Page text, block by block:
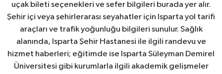
uçak bileti seçenekleri ve sefer bilgileri burada yer alır.
Şehir içi veya şehirlerarası seyahatler için Isparta yol tarifi
araçları ve trafik yoğunluğu bilgileri sunulur. Sağlık
alanında, Isparta Şehir Hastanesi ile ilgili randevu ve
hizmet haberleri; eğitimde ise Isparta Süleyman Demirel
Üniversitesi gibi kurumlarla ilgili akademik gelişmeler